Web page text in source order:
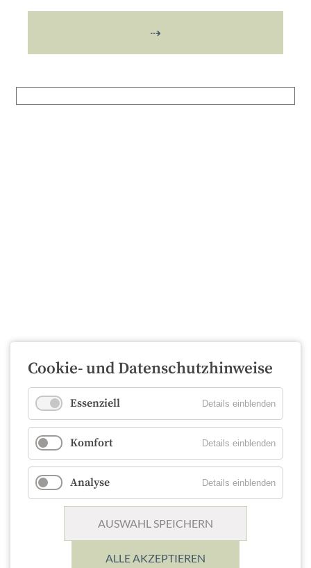
⇢
UNSER RESTAURANT
Ob regionale oder saisonale Gerichte,
Cookie- und Datenschutzhinweise
Essenziell Details einblenden
Komfort Details einblenden
Analyse Details einblenden
AUSWAHL SPEICHERN
ALLE AKZEPTIEREN